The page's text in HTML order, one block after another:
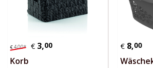
€4,00* € 3,00
Korb
€ 8,00